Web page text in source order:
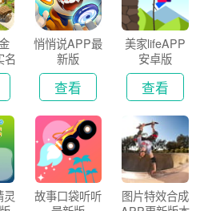
名
悄悄说APP最
新版
查看
美家lifeAPP
安卓版
查看
灵
故事口袋听听
图片特效合成